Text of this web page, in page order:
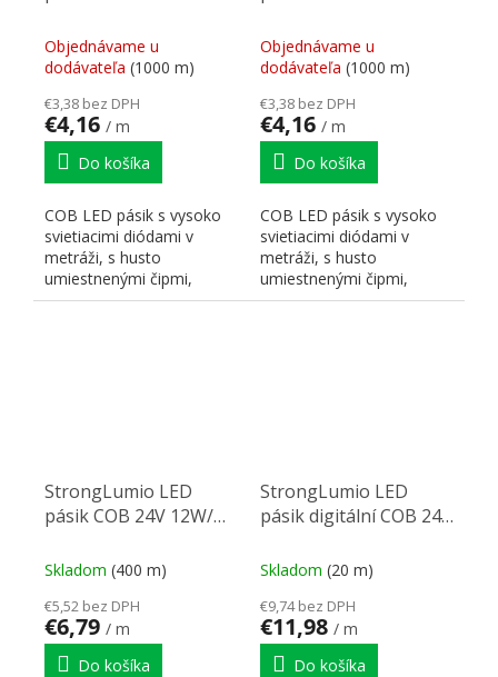
biela neutrální
Objednávame u
dodávateľa (1000 m)
€3,38 bez DPH
€4,16 / m
Do košíka
COB LED pásik s vysoko
svietiacimi diódami v
metráži, s husto
umiestnenými čipmi,
zaisťujúcimi súvislú líniu,
biela teplá
Objednávame u
dodávateľa (1000 m)
€3,38 bez DPH
€4,16 / m
Do košíka
COB LED pásik s vysoko
svietiacimi diódami v
metráži, s husto
umiestnenými čipmi,
zaisťujúcimi súvislú líniu,
StrongLumio LED
pásik COB 24V 12W/m
extra biela teplá
Skladom (400 m)
€5,52 bez DPH
€6,79 / m
Do košíka
StrongLumio LED
pásik digitální COB 24V
10mm, biela neutrální
Skladom (20 m)
€9,74 bez DPH
€11,98 / m
Do košíka